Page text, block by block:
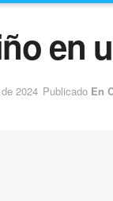
en
2024 Publicado En